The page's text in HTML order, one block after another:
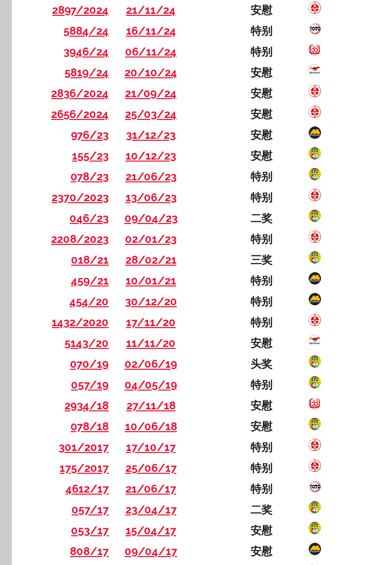
2897/2024
21/11/24 安慰
5884/24
16/11/24 特别
3946/24
06/11/24 特别
5819/24
20/10/24 安慰
2836/2024
21/09/24 安慰
2656/2024
25/03/24 安慰
976/23
31/12/23 安慰
155/23
10/12/23 安慰
078/23
21/06/23 特别
2370/2023
13/06/23 特别
046/23
09/04/23 二奖
2208/2023
02/01/23 特别
018/21
28/02/21 三奖
459/21
10/01/21 特别
454/20
30/12/20 特别
1432/2020
17/11/20 特别
5143/20
11/11/20 安慰
070/19
02/06/19 头奖
057/19
04/05/19 特别
2934/18
27/11/18 安慰
078/18
10/06/18 安慰
301/2017
17/10/17 特别
175/2017
25/06/17 特别
4612/17
21/06/17 特别
057/17
23/04/17 二奖
053/17
15/04/17 安慰
808/17
09/04/17 安慰